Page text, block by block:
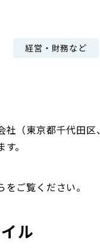
経営・財務など
社（東京都千代田
。
ご覧ください。
ル